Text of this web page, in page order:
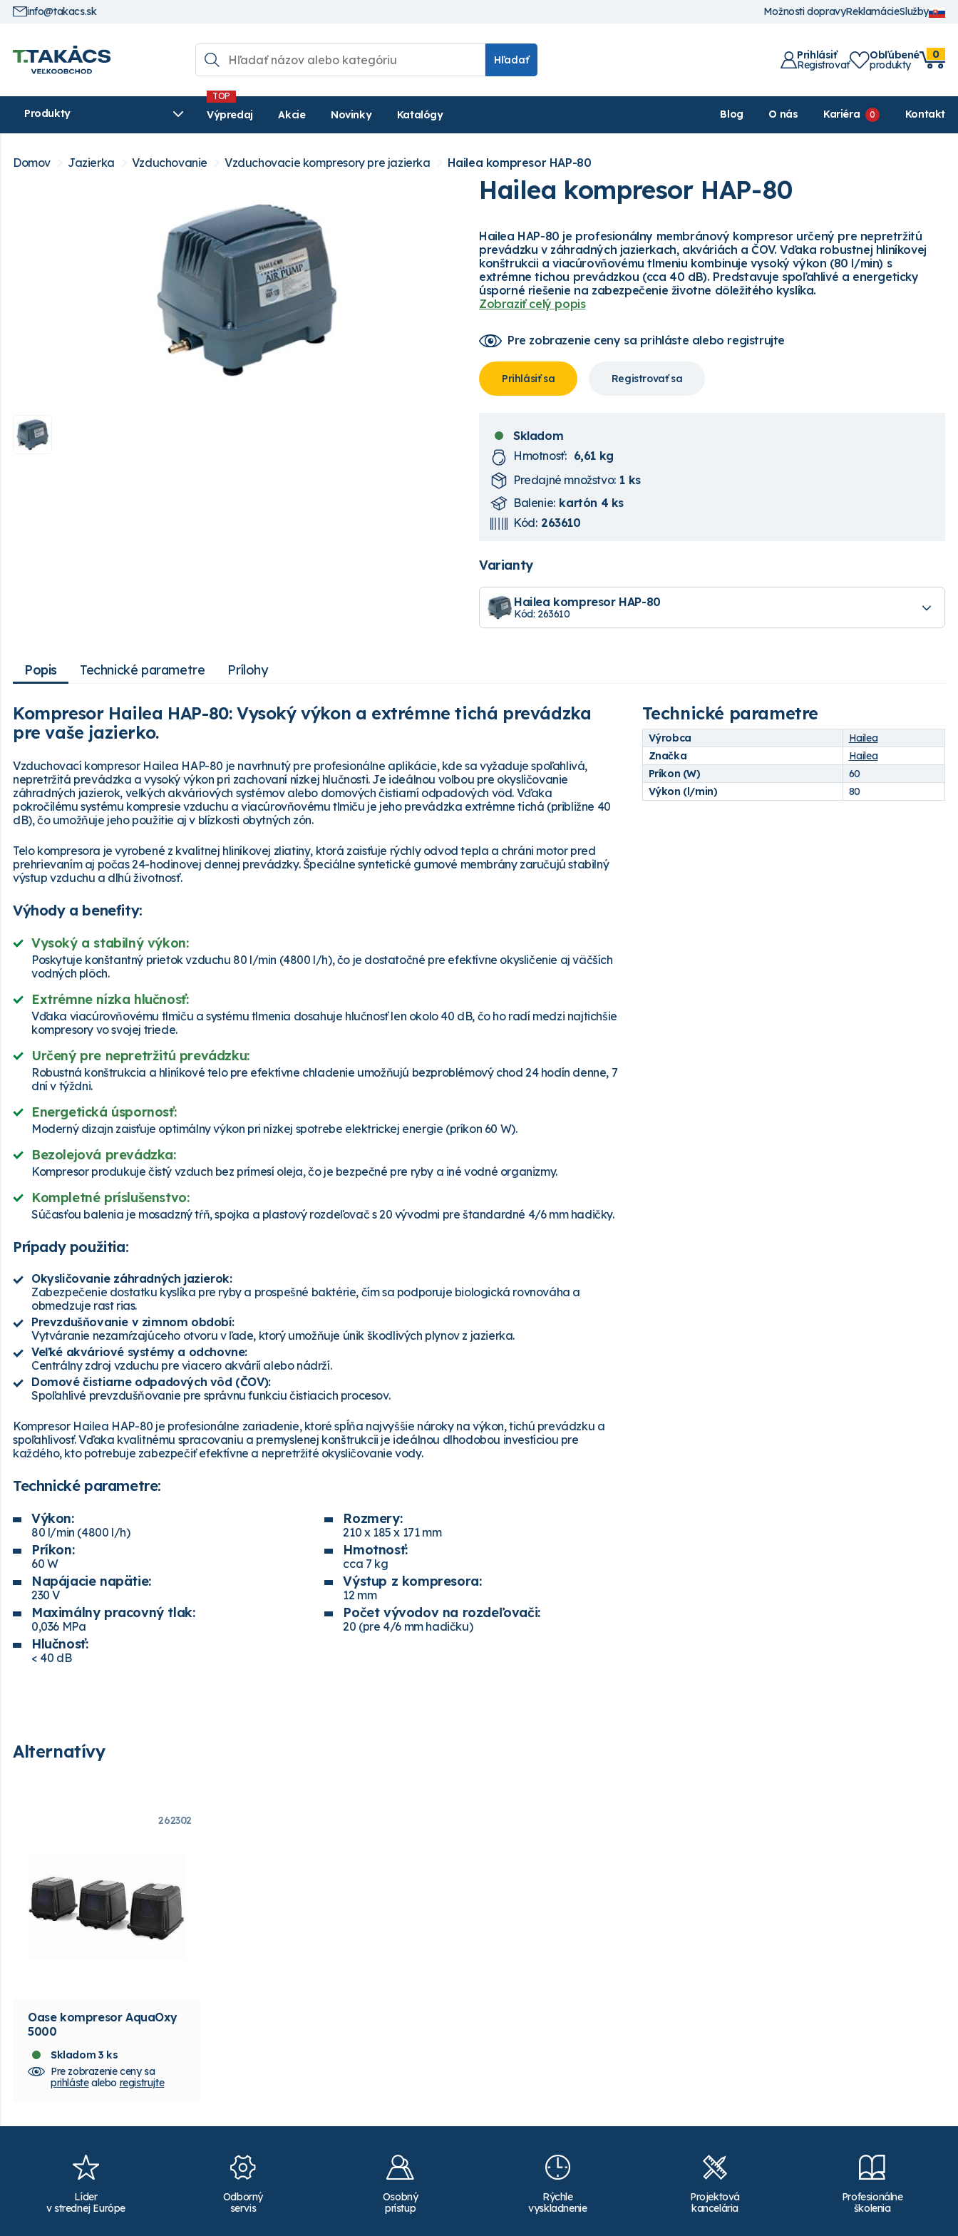
info@takacs.sk Možnosti dopravyReklamácieSlužby
Hľadať Prihlásiť
Registrovať
Obľúbené
produkty
0
Produkty Výpredaj Akcie Novinky Katalógy Blog O nás Kariéra Kontakt
Domov Jazierka Vzduchovanie Vzduchovacie kompresory pre jazierka Hailea kompresor HAP-80
Hailea kompresor HAP-80
Hailea HAP-80 je profesionálny membránový kompresor určený pre nepretržitú
prevádzku v záhradných jazierkach, akváriách a ČOV. Vďaka robustnej hliníkovej
konštrukcii a viacúrovňovému tlmeniu kombinuje vysoký výkon (80 l/min) s
extrémne tichou prevádzkou (cca 40 dB). Predstavuje spoľahlivé a energeticky
úsporné riešenie na zabezpečenie životne dôležitého kyslíka.
Zobraziť celý popis
Pre zobrazenie ceny sa prihláste alebo registrujte
Prihlásiť sa Registrovať sa
Skladom
Hmotnosť: 6,61 kg
Predajné množstvo: 1 ks
Balenie: kartón 4 ks
Kód: 263610
Varianty
Hailea kompresor HAP-80
Kód: 263610
Popis
Kompresor Hailea HAP-80: Vysoký výkon a extrémne tichá prevádzka
pre vaše jazierko.
Vzduchovací kompresor Hailea HAP-80 je navrhnutý pre profesionálne aplikácie, kde sa vyžaduje spoľahlivá,
nepretržitá prevádzka a vysoký výkon pri zachovaní nízkej hlučnosti. Je ideálnou voľbou pre okysličovanie
záhradných jazierok, veľkých akváriových systémov alebo domových čistiarní odpadových vôd. Vďaka
pokročilému systému kompresie vzduchu a viacúrovňovému tlmiču je jeho prevádzka extrémne tichá (približne 40
dB), čo umožňuje jeho použitie aj v blízkosti obytných zón.
Telo kompresora je vyrobené z kvalitnej hliníkovej zliatiny, ktorá zaisťuje rýchly odvod tepla a chráni motor pred
prehrievaním aj počas 24-hodinovej dennej prevádzky. Špeciálne syntetické gumové membrány zaručujú stabilný
výstup vzduchu a dlhú životnosť.
Výhody a benefity:
Vysoký a stabilný výkon:
Poskytuje konštantný prietok vzduchu 80 l/min (4800 l/h), čo je dostatočné pre efektívne okysličenie aj väčších
vodných plôch.
Extrémne nízka hlučnosť:
Vďaka viacúrovňovému tlmiču a systému tlmenia dosahuje hlučnosť len okolo 40 dB, čo ho radí medzi najtichšie
kompresory vo svojej triede.
Určený pre nepretržitú prevádzku:
Robustná konštrukcia a hliníkové telo pre efektívne chladenie umožňujú bezproblémový chod 24 hodín denne, 7
dní v týždni.
Energetická úspornosť:
Moderný dizajn zaisťuje optimálny výkon pri nízkej spotrebe elektrickej energie (príkon 60 W).
Bezolejová prevádzka:
Kompresor produkuje čistý vzduch bez prímesí oleja, čo je bezpečné pre ryby a iné vodné organizmy.
Kompletné príslušenstvo:
Súčasťou balenia je mosadzný tŕň, spojka a plastový rozdeľovač s 20 vývodmi pre štandardné 4/6 mm hadičky.
Prípady použitia:
Okysličovanie záhradných jazierok:
Zabezpečenie dostatku kyslíka pre ryby a prospešné baktérie, čím sa podporuje biologická rovnováha a
obmedzuje rast rias.
Prevzdušňovanie v zimnom období:
Vytváranie nezamŕzajúceho otvoru v ľade, ktorý umožňuje únik škodlivých plynov z jazierka.
Veľké akváriové systémy a odchovne:
Centrálny zdroj vzduchu pre viacero akvárií alebo nádrží.
Domové čistiarne odpadových vôd (ČOV):
Spoľahlivé prevzdušňovanie pre správnu funkciu čistiacich procesov.
Kompresor Hailea HAP-80 je profesionálne zariadenie, ktoré spĺňa najvyššie nároky na výkon, tichú prevádzku a
spoľahlivosť. Vďaka kvalitnému spracovaniu a premyslenej konštrukcii je ideálnou dlhodobou investíciou pre
každého, kto potrebuje zabezpečiť efektívne a nepretržité okysličovanie vody.
Technické parametre:
Výkon:
80 l/min (4800 l/h)
Príkon:
60 W
Napájacie napätie:
230 V
Maximálny pracovný tlak:
0,036 MPa
Hlučnosť:
< 40 dB
Rozmery:
210 x 185 x 171 mm
Hmotnosť:
cca 7 kg
Výstup z kompresora:
12 mm
Počet vývodov na rozdeľovači:
20 (pre 4/6 mm hadičku)
Technické parametre
Výrobca
Hailea
Značka
Hailea
Príkon (W)
60
Výkon (l/min)
80
Technické parametre Prílohy
Alternatívy
262302
Oase kompresor AquaOxy
5000
Skladom 3 ks
Pre zobrazenie ceny sa
prihlástealebo registrujte
Líder
v strednej Európe
Odborný
servis
Osobný
prístup
Rýchle
vyskladnenie
Projektová
kancelária
Profesionálne
školenia